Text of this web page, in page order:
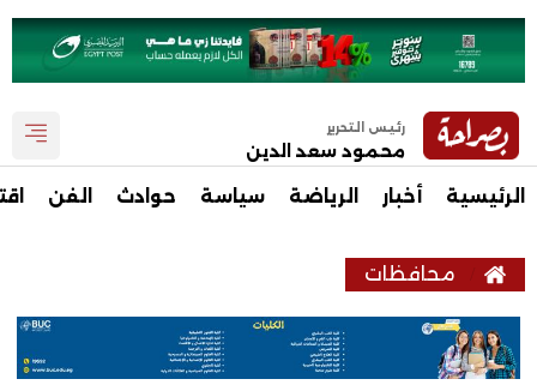
رئيس التحرير
محمود سعد الدين
الرئيسية أخبار الرياضة سياسة حوادث الفن
محافظات